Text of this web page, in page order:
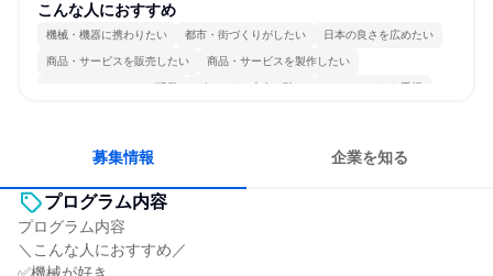
こんな人におすすめ
機械・機器に携わりたい 都市・街づくりがしたい 日本の良さを広めたい
商品・サービスを販売したい 商品・サービスを製作したい
コミュニケーションが活発 グローバル志向が強い チームワークを重視
募集情報 企業を知る
プログラム内容
プログラム内容
＼こんな人におすすめ／